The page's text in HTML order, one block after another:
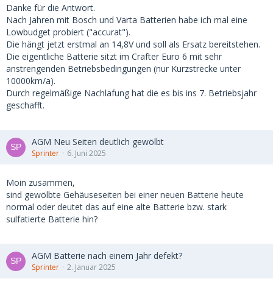
Danke für die Antwort.
Nach Jahren mit Bosch und Varta Batterien habe ich mal eine
Lowbudget probiert ("accurat").
Die hängt jetzt erstmal an 14,8V und soll als Ersatz bereitstehen.
Die eigentliche Batterie sitzt im Crafter Euro 6 mit sehr
anstrengenden Betriebsbedingungen (nur Kurzstrecke unter
10000km/a).
Durch regelmäßige Nachlafung hat die es bis ins 7. Betriebsjahr
geschafft.
AGM Neu Seiten deutlich gewölbt
Sprinter 6. Juni 2025
Moin zusammen,
sind gewölbte Gehäuseseiten bei einer neuen Batterie heute
normal oder deutet das auf eine alte Batterie bzw. stark
sulfatierte Batterie hin?
AGM Batterie nach einem Jahr defekt?
Sprinter 2. Januar 2025